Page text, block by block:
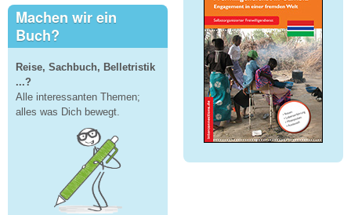
Machen wir ein
Buch?
Reise, Sachbuch, Belletristik
...?
Alle interessanten Themen;
alles was Dich bewegt.